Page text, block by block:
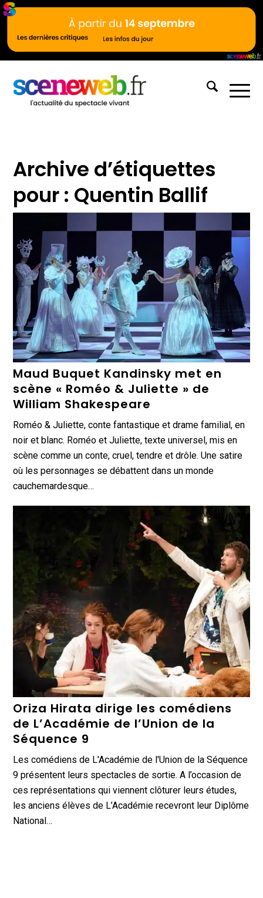
Archive d’étiquettes
pour : Quentin Ballif
Maud Buquet Kandinsky met en
scène « Roméo & Juliette » de
William Shakespeare
Roméo & Juliette, conte fantastique et drame familial, en
noir et blanc. Roméo et Juliette, texte universel, mis en
scène comme un conte, cruel, tendre et drôle. Une satire
où les personnages se débattent dans un monde
cauchemardesque…
Oriza Hirata dirige les comédiens
de L’Académie de l’Union de la
Séquence 9
Les comédiens de L'Académie de l'Union de la Séquence
9 présentent leurs spectacles de sortie. A l’occasion de
ces représentations qui viennent clôturer leurs études,
les anciens élèves de L’Académie recevront leur Diplôme
National…